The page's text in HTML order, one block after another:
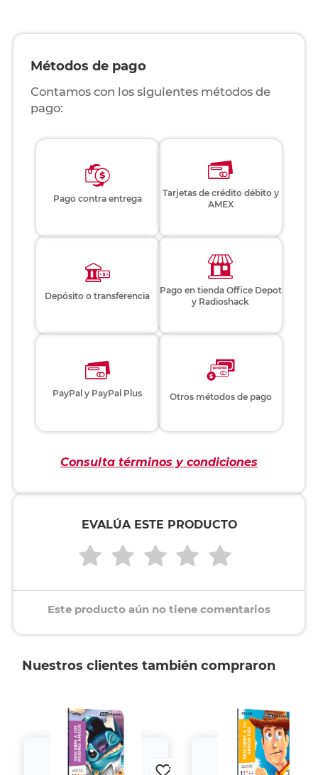
Métodos de pago
Contamos con los siguientes métodos de
pago:
Pago contra entrega
Tarjetas de crédito débito y
AMEX
Depósito o transferencia
Pago en tienda Office Depot
y Radioshack
PayPal y PayPal Plus Otros métodos de pago
Consulta términos y condiciones
EVALÚA ESTE PRODUCTO
Este producto aún no tiene comentarios
Nuestros clientes también compraron